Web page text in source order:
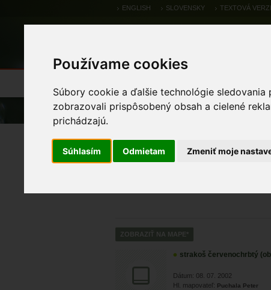
Používame cookies
Súbory cookie a ďalšie technológie
zobrazovali prispôsobený obsah a cielené
prichádzajú.
Súhlasím Odmietam Zmeniť moje
ENGLISH SLOVENSKY TEXTOVÁ
Úvod Pozorovania a výskytové dáta
Zoologické výskytové
strakoš červenochrbtý
Dátum: 08. 07. 2002
Hl. mapovateľ: Puchala Peter